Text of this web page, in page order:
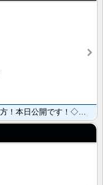
◇◆◇都内で『新築・築浅』物件をお探しの方！本日公開です！◇◆◇ ～色々相談出来るお部屋を･･･